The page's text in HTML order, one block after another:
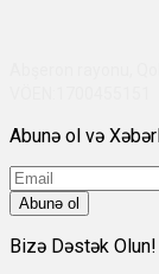
Abunə ol və
Abunə ol
Bizə Dəstək Olun!